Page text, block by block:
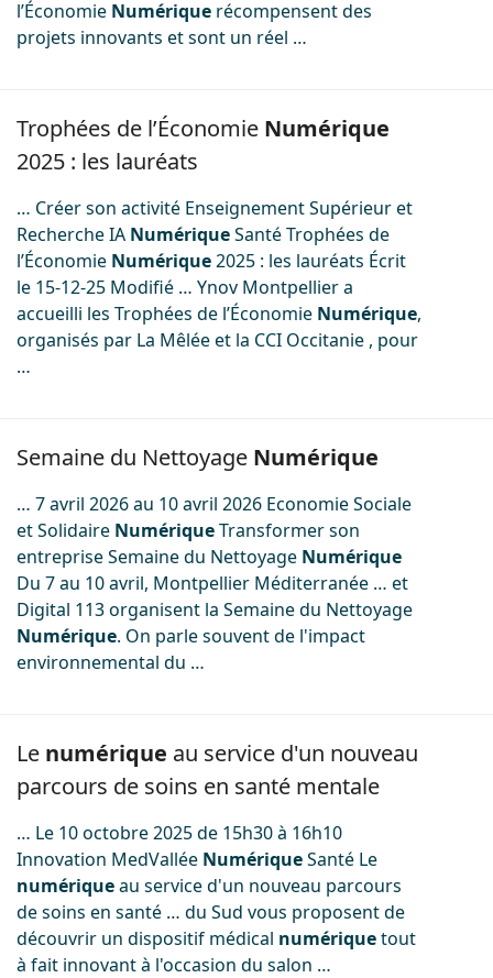
l’Économie Numérique récompensent des
projets innovants et sont un réel …
Image
Trophées de l’Économie Numérique
2025 : les lauréats
… Créer son activité Enseignement Supérieur et
Recherche IA NumériqueSanté Trophées de
l’Économie Numérique2025 : les lauréats Écrit
le 15-12-25 Modifié … Ynov Montpellier a
accueilli les Trophées de l’Économie Numérique,
organisés par La Mêlée et la CCI Occitanie , pour
…
Image
Semaine du Nettoyage Numérique
… 7 avril 2026 au 10 avril 2026 Economie Sociale
et Solidaire NumériqueTransformer son
entreprise Semaine du Nettoyage Numérique
Du 7 au 10 avril, Montpellier Méditerranée … et
Digital 113 organisent la Semaine du Nettoyage
Numérique. On parle souvent de l'impact
environnemental du …
Image
Le numérique au service d'un nouveau
parcours de soins en santé mentale
… Le 10 octobre 2025 de 15h30 à 16h10
Innovation MedVallée NumériqueSanté Le
numériqueau service d'un nouveau parcours
de soins en santé … du Sud vous proposent de
découvrir un dispositif médical numériquetout
à fait innovant à l'occasion du salon …